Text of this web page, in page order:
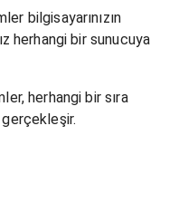
bilgisayarınızın
herhangi bir sunucuya
herhangi bir sıra
gerçekleşir.